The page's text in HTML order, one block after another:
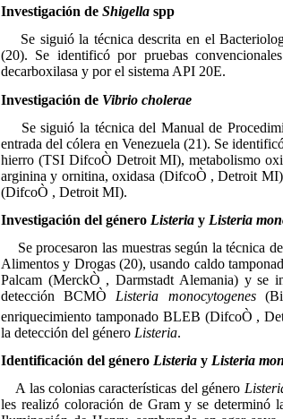
Investigación de Shigella spp
Se siguió la técnica descrita en el
(20). Se identificó por pruebas
decarboxilasa y por el sistema API 20E.
Investigación de Vibrio cholerae
Se siguió la técnica del Manual de
entrada del cólera en Venezuela (21). Se
hierro (TSI DifcoÒ Detroit MI), metabolismo
arginina y ornitina, oxidasa (DifcoÒ , Detroit
(DifcoÒ , Detroit MI).
Investigación del género Listeria y Listeria
Se procesaron las muestras según la técnica
Alimentos y Drogas (20), usando caldo
Palcam (MerckÒ , Darmstadt Alemania) y se
detección BCMÒ Listeria monocytogenes
enriquecimiento tamponado BLEB (DifcoÒ ,
la detección del género Listeria.
Identificación del género Listeria y Listeria
A las colonias características del género
les realizó coloración de Gram y se